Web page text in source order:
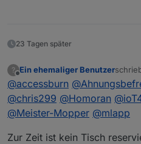
23 Tagen später
? Ein ehemaliger Benutzer
@accessburn @
@chris299 @Homoran @
@Meister-Mopper @mlapp
Zur Zeit ist kein Tisch